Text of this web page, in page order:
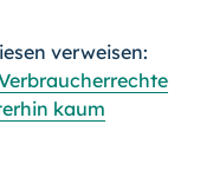
verweisen:
kaum